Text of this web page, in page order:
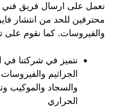
نعمل على ارسال فريق فني
محترفين للحد من انتشار
والفيروسات. كما نقوم على
نتميز في شركتنا في
الجراثيم
والسجاد والموكيب
الحراري